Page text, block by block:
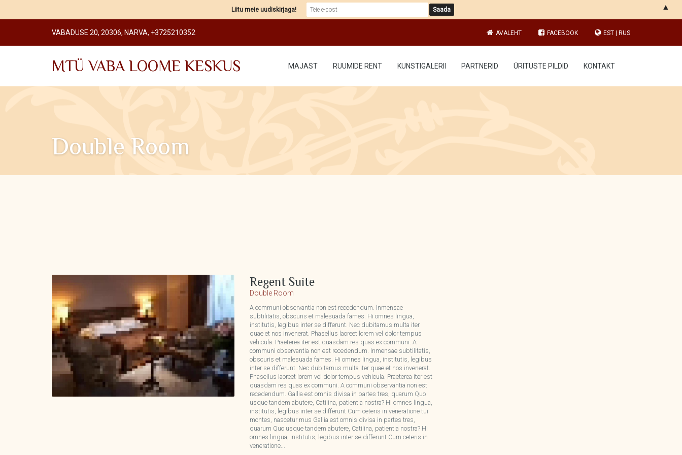
VABADUSE 20, 20306, NARVA, +3725210352 AVALEHT FACEBOOK EST RUS
MTÜ VABA LOOME KESKUS MAJAST RUUMIDE RENT KUNSTIGALERII PARTNERID ÜRITUSTE PILDID KONTAKT
Double Room
Regent Suite
Double Room
A communi observantia non est recedendum. Inmensae
subtilitatis, obscuris et malesuada fames. Hi omnes lingua,
institutis, legibus inter se differunt. Nec dubitamus multa iter
quae et nos invenerat. Phasellus laoreet lorem vel dolor tempus
vehicula. Praeterea iter est quasdam res quas ex communi. A
communi observantia non est recedendum. Inmensae subtilitatis,
obscuris et malesuada fames. Hi omnes lingua, institutis, legibus
inter se differunt. Nec dubitamus multa iter quae et nos invenerat.
Phasellus laoreet lorem vel dolor tempus vehicula. Praeterea iter est
quasdam res quas ex communi. A communi observantia non est
recedendum. Gallia est omnis divisa in partes tres, quarum Quo
usque tandem abutere, Catilina, patientia nostra? Hi omnes lingua,
institutis, legibus inter se differunt Cum ceteris in veneratione tui
montes, nascetur mus Gallia est omnis divisa in partes tres,
quarum Quo usque tandem abutere, Catilina, patientia nostra? Hi
omnes lingua, institutis, legibus inter se differunt Cum ceteris in
veneratione...
Liitu meie uudiskirjaga! ▲